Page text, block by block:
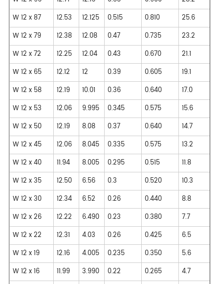
W 12 x 87
12.53 12.125 0.515 0.810 25.6
W 12 x 79
12.38 12.08 0.47 0.735 23.2
W 12 x 72
12.25 12.04 0.43 0.670 21.1
W 12 x 65
12.12 12 0.39 0.605 19.1
W 12 x 58
12.19 10.01 0.36 0.640 17.0
W 12 x 53
12.06 9.995 0.345 0.575 15.6
W 12 x 50
12.19 8.08 0.37 0.640 14.7
W 12 x 45
12.06 8.045 0.335 0.575 13.2
W 12 x 40
11.94 8.005 0.295 0.515 11.8
W 12 x 35
12.50 6.56 0.3 0.520 10.3
W 12 x 30
12.34 6.52 0.26 0.440 8.8
W 12 x 26
12.22 6.490 0.23 0.380 7.7
W 12 x 22
12.31 4.03 0.26 0.425 6.5
W 12 x 19
12.16 4.005 0.235 0.350 5.6
W 12 x 16
11.99 3.990 0.22 0.265 4.7